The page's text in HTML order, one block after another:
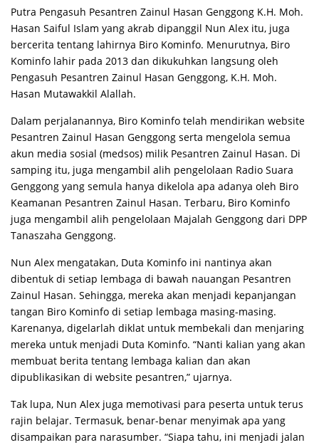
Putra Pengasuh Pesantren Zainul Hasan Genggong K.H. Moh.
Hasan Saiful Islam yang akrab dipanggil Nun Alex itu, juga
bercerita tentang lahirnya Biro Kominfo. Menurutnya, Biro
Kominfo lahir pada 2013 dan dikukuhkan langsung oleh
Pengasuh Pesantren Zainul Hasan Genggong, K.H. Moh.
Hasan Mutawakkil Alallah.
Dalam perjalanannya, Biro Kominfo telah mendirikan website
Pesantren Zainul Hasan Genggong serta mengelola semua
akun media sosial (medsos) milik Pesantren Zainul Hasan. Di
samping itu, juga mengambil alih pengelolaan Radio Suara
Genggong yang semula hanya dikelola apa adanya oleh Biro
Keamanan Pesantren Zainul Hasan. Terbaru, Biro Kominfo
juga mengambil alih pengelolaan Majalah Genggong dari DPP
Tanaszaha Genggong.
Nun Alex mengatakan, Duta Kominfo ini nantinya akan
dibentuk di setiap lembaga di bawah nauangan Pesantren
Zainul Hasan. Sehingga, mereka akan menjadi kepanjangan
tangan Biro Kominfo di setiap lembaga masing-masing.
Karenanya, digelarlah diklat untuk membekali dan menjaring
mereka untuk menjadi Duta Kominfo. “Nanti kalian yang akan
membuat berita tentang lembaga kalian dan akan
dipublikasikan di website pesantren,” ujarnya.
Tak lupa, Nun Alex juga memotivasi para peserta untuk terus
rajin belajar. Termasuk, benar-benar menyimak apa yang
disampaikan para narasumber. “Siapa tahu, ini menjadi jalan